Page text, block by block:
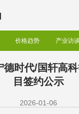
价格趋势 产业访谈
德时代/国轩高
目签约公示
2026-01-06